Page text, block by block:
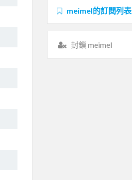
meimel的訂閱列表
封鎖 meimel